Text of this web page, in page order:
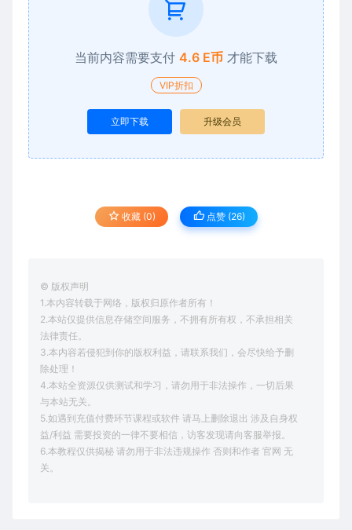
当前内容需要支付 4.6 E币 才能下载
VIP折扣
立即下载 升级会员
收藏 (0) 点赞 (26)
© 版权声明
1.本内容转载于网络，版权归原作者所有！
2.本站仅提供信息存储空间服务，不拥有所有权，不承担相关
法律责任。
3.本内容若侵犯到你的版权利益，请联系我们，会尽快给予删
除处理！
4.本站全资源仅供测试和学习，请勿用于非法操作，一切后果
与本站无关。
5.如遇到充值付费环节课程或软件 请马上删除退出 涉及自身权
益/利益 需要投资的一律不要相信，访客发现请向客服举报。
6.本教程仅供揭秘 请勿用于非法违规操作 否则和作者 官网 无
关。